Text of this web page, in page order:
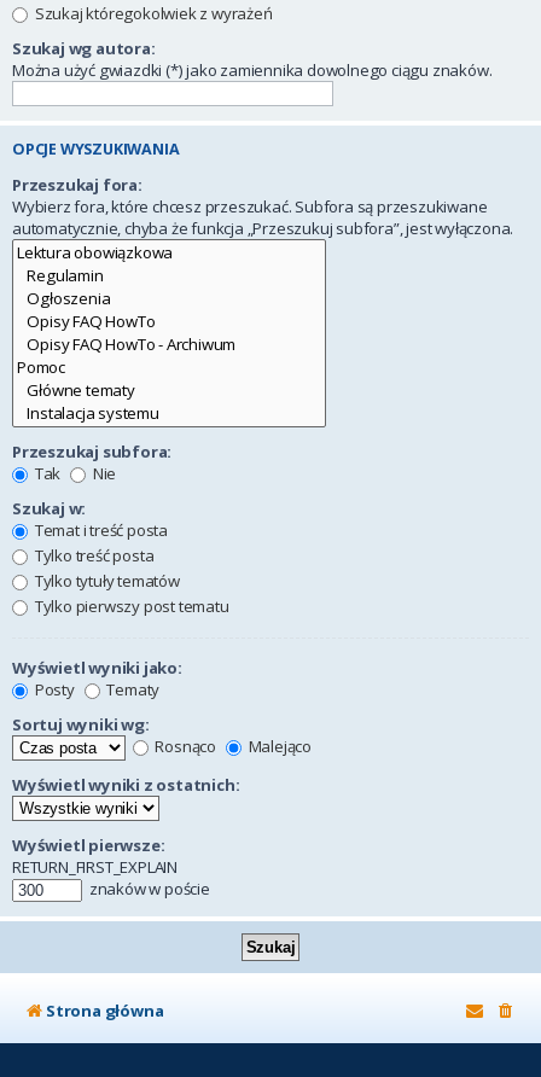
Szukaj któregokolwiek z wyrażeń
Szukaj wg autora:
Można użyć gwiazdki (*) jako zamiennika dowolnego ciągu znaków.
OPCJE WYSZUKIWANIA
Przeszukaj fora:
Wybierz fora, które chcesz przeszukać. Subfora są przeszukiwane
automatycznie, chyba że funkcja „Przeszukuj subfora”, jest wyłączona.
Przeszukaj subfora:
Tak
Nie
Szukaj w:
Temat i treść posta
Tylko treść posta
Tylko tytuły tematów
Tylko pierwszy post tematu
Wyświetl wyniki jako:
Posty
Tematy
Sortuj wyniki wg:
Rosnąco
Malejąco
Wyświetl wyniki z ostatnich:
Wyświetl pierwsze:
RETURN_FIRST_EXPLAIN
znaków w poście
Strona główna